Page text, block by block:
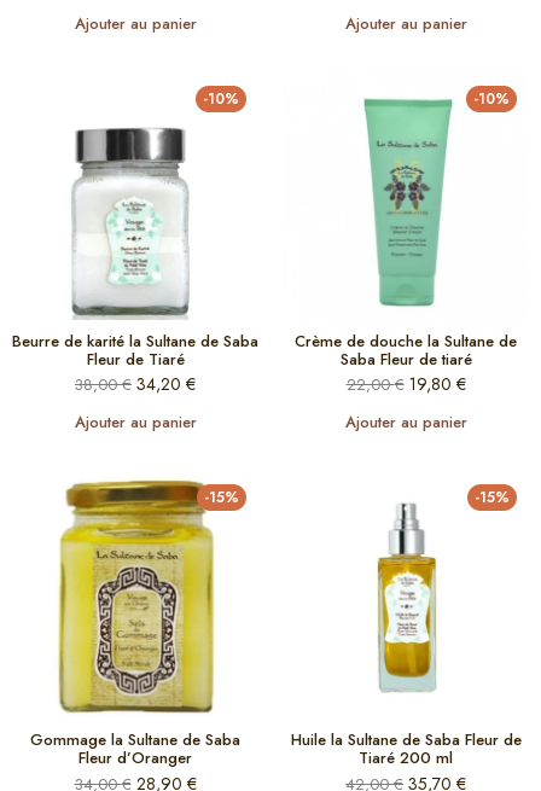
Ajouter au panier Ajouter au panier
-10%
Beurre de karité la Sultane de Saba
Fleur de Tiaré
38,00€ 34,20 €
Ajouter au panier
-10%
Crème de douche la Sultane de
Saba Fleur de tiaré
22,00€ 19,80 €
Ajouter au panier
-15%
Gommage la Sultane de Saba
Fleur d’Oranger
34,00€ 28,90 €
-15%
Huile la Sultane de Saba Fleur de
Tiaré 200 ml
42,00€ 35,70 €